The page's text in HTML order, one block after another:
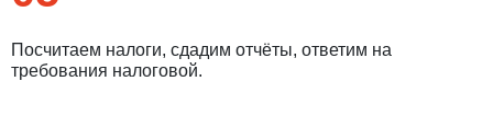
Посчитаем налоги, сдадим отчёты, ответим на
требования налоговой.